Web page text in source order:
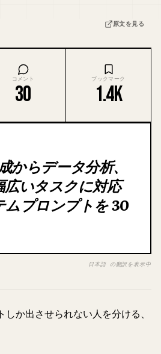
原文を見る
コメント
30
ブックマーク
1.4K
らデータ分析、
いタスクに対応
ムプロンプトを 30
日本語 の翻訳を表示中
か出させられない人を分ける、